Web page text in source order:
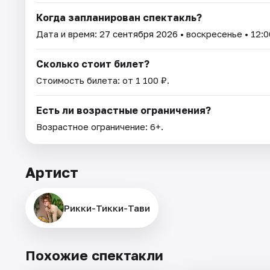
Когда запланирован спектакль?
Дата и время: 27 сентября 2026 • воскресенье •
Сколько стоит билет?
Стоимость билета: от 1 100 ₽.
Есть ли возрастные ограничения?
Возрастное ограничение: 6+.
Артист
Рикки-Тикки-Тави
Похожие спектакли